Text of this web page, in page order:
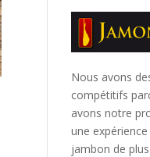
Nous avons
compétitifs
avons notre
une
jambon de